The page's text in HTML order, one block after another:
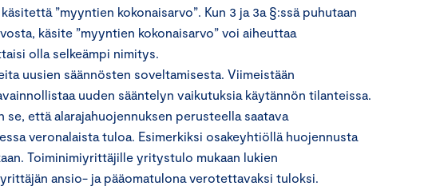
”myyntien kokonaisarvo”. Kun 3 ja 3a §:ssä puhutaan
käsite ”myyntien kokonaisarvo” voi aiheuttaa
olla selkeämpi nimitys.
uusien säännösten soveltamisesta. Viimeistään
uuden sääntelyn vaikutuksia käytännön tilanteissa.
että alarajahuojennuksen perusteella saatava
veronalaista tuloa. Esimerkiksi osakeyhtiöllä huojennusta
Toiminimiyrittäjille yritystulo mukaan lukien
ansio- ja pääomatulona verotettavaksi tuloksi.